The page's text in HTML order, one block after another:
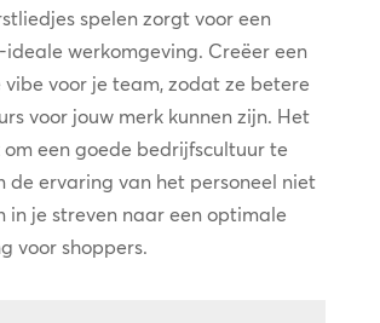
spelen zorgt voor een
werkomgeving. Creëer een
voor je team, zodat ze betere
voor jouw merk kunnen zijn. Het
een goede bedrijfscultuur te
de ervaring van het personeel niet
in je streven naar een optimale
voor shoppers.